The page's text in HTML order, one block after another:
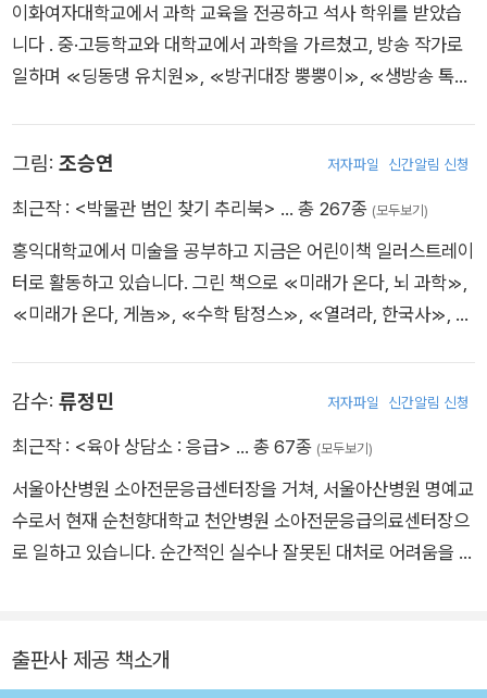
으로 합류한 외상 외과 펠로 2년 차 천재수, 스스로 뭐든지 척척
해내는 레지던트 2년 차 안젤라, 시도때도 없는 개그로 분위기를
썰렁하게 만드는 인턴 우기남. 그런데 문제는 천재수가 이름 그대
과 대학을 4년 만에 졸업하고 미국 최고의 외과 병원으로 유학을
갔다가 권역 외상 센터에 합류해 강훈을 제치고 팀장이 된 것. 게
다가 어렸을 때부터 천재라는 말을 듣고 자라서 세상에 무서울 것
이 없다. 실력은 최고지만, 과연 의사 어벤저스가 되어 함께 성장
할 수 있을까? 각양각색의 세 인물의 등장은 의사 어벤저스에게
어떤 변화를 일으킬까?
중증 외상 환자를 살려라!
폭설 때문에 재난 상황이 발생하면서 다발성 외상을 입은 11세 양
지운 환자. 아직 공식적으로 개원도 하지 않은 상태였지만, 권역
외상 센터에 갓 부임한 강훈은 위급 상황임을 감지, 많은 우려를
물리치고 닥터헬기를 띄워 아이를 데려오기로 결정한다. 집이 무
너지면서 쇠막대가 아이의 배를 찌르고 있고, 양쪽 다리의 개방성
골절과 얼굴 열상 등 출혈성 쇼크 상태로, 목숨이 위태로울 정도
어린이 의사 양성 프로젝트 3기 출신의 천재수. 자신이 권역 외상
센터의 팀장인데 왜 말도 없이 환자를 받았냐며 황당해한다. 강훈
이화여자대학교에서 과학 교육을 전공하고 석사 학위를 받았습
니다 . 중·고등학교와 대학교에서 과학을 가르쳤고, 방송 작가로
일하며 ≪딩동댕 유치원≫, ≪방귀대장 뿡뿡이≫, ≪생방송 톡톡
니다. 지은 책으로는 ≪어린이 과학 형사대 CSI≫, ≪어린이 사
회 형사대 CSI≫, ≪토토 수학 놀이터≫, ≪자본주의≫(공저), ≪
등이 있습니다.
그림: 조승연 저자파일 신간알림 신청
최근작 : <박물관 범인 찾기 추리북> … 총 267종 (모두보기)
홍익대학교에서 미술을 공부하고 지금은 어린이책 일러스트레이
터로 활동하고 있습니다. 그린 책으로 ≪미래가 온다, 뇌 과학≫,
≪미래가 온다, 게놈≫, ≪수학 탐정스≫, ≪열려라, 한국사≫, ≪
는 기계, 개화차, 자전거≫, ≪의사 어벤저스≫ 등이 있습니다.
감수: 류정민 저자파일 신간알림 신청
최근작 : <육아 상담소 : 응급> … 총 67종 (모두보기)
서울아산병원 소아전문응급센터장을 거쳐, 서울아산병원 명예교
수로서 현재 순천향대학교 천안병원 소아전문응급의료센터장으
로 일하고 있습니다. 순간적인 실수나 잘못된 대처로 어려움을 겪
니와 함께하는 삐뽀삐뽀 119 어린이 안전 교실(전6권)≫, ≪의사
출판사 제공 책소개